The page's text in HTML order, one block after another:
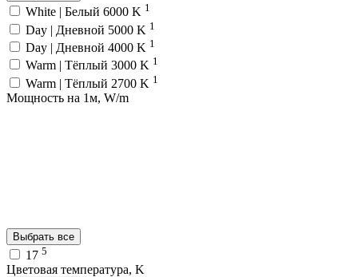
White | Белый 6000 K 1
Day | Дневной 5000 K 1
Day | Дневной 4000 K 1
Warm | Тёплый 3000 K 1
Warm | Тёплый 2700 K 1
Мощность на 1м, W/m
Выбрать все
17 5
Цветовая температура, K